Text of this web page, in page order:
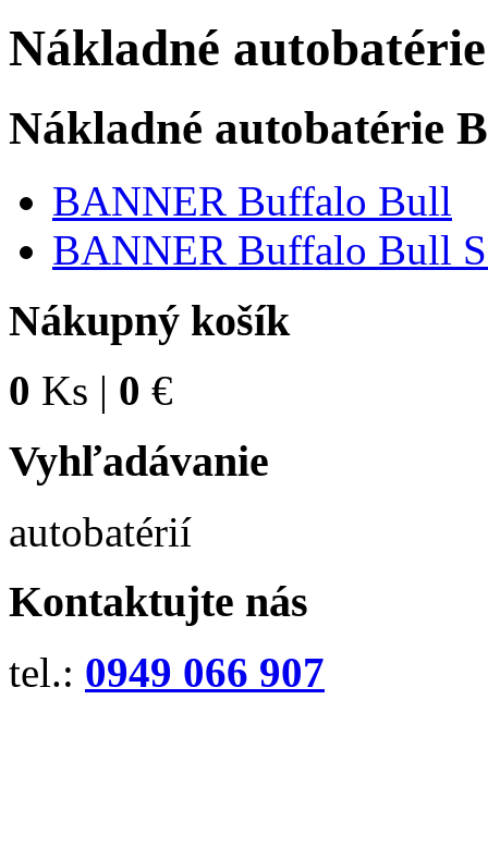
Nákladné
Nákladné autobatérie
BANNER Buffalo Bull
BANNER Buffalo Bull
Nákupný košík
0 Ks | 0 €
Vyhľadávanie
autobatérií
Kontaktujte nás
tel.: 0949 066 907